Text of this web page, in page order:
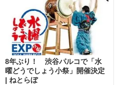
8年ぶり！ 渋谷パルコで「水
曜どうでしょう小祭」開催決定
| ねとらぼ